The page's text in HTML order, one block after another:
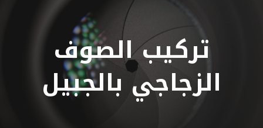
تركيب الصوف
الزجاجي بالجبيل